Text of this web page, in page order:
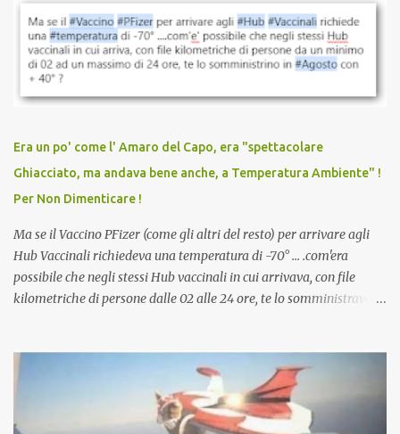
vaccinazione. Non avevamo mai sentito parlare di ricompense,
sconti, incentivi per vaccinarsi. Non avevamo mai visto
discriminazioni per coloro che non l’hanno fatto. Se non sei stato
vaccinato, nessuno aveva prima cercato di farti sentire una
persona cattiva. Non avevamo mai visto un vaccino che minacci le
vaccino usato per minacciare i mezzi di sussistenza, il lavoro o la
scuola. Non avevamo mai visto un vaccino che permettesse a un
dodicenne di ignorare il consenso dei genitori. Dopo tutti i vaccini
che abbiamo elencato sopra...
Era un po' come l' Amaro del Capo, era "spettacolare
Ghiacciato, ma andava bene anche, a Temperatura Ambiente" !
Per Non Dimenticare !
Ma se il Vaccino PFizer (come gli altri del resto) per arrivare agli
Hub Vaccinali richiedeva una temperatura di -70° ... .com'era
possibile che negli stessi Hub vaccinali in cui arrivava, con file
kilometriche di persone dalle 02 alle 24 ore, te lo somministravano
Vaccino come: l' Amaro del Capo, era "spettacolare Ghiacciato, ma
andava bene anche, a Temperatura Ambiente"! Riproponiamo
l'articolo per NON Dimenticare!